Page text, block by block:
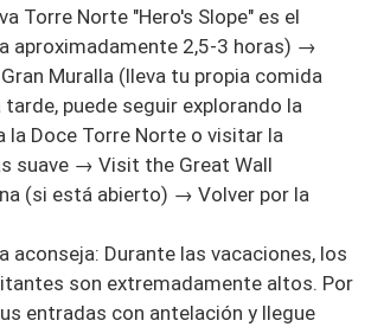
Torre Norte "Hero's Slope" es el
aproximadamente 2,5-3 horas) →
Muralla (lleva tu propia comida
puede seguir explorando la
la Doce Torre Norte o visitar la
suave → Visit the Great Wall
(si está abierto) → Volver por la
aconseja: Durante las vacaciones, los
son extremadamente altos. Por
entradas con antelación y llegue